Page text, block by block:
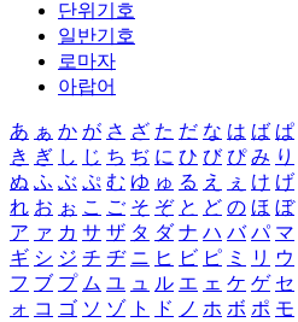
단위기호
일반기호
로마자
아랍어
あ ぁ か が さ ざ た だ な は ば ぱ
き ぎ し じ ち ぢ に ひ び ぴ み り
ぬ ふ ぶ ぷ む ゆ ゅ る え ぇ け げ
れ お ぉ こ ご そ ぞ と ど の ほ ぼ
ア ァ カ サ ザ タ ダ ナ ハ バ パ マ
ギ シ ジ チ ヂ ニ ヒ ビ ピ ミ リ ウ
フ ブ プ ム ユ ュ ル エ ェ ケ ゲ セ
ォ コ ゴ ソ ゾ ト ド ノ ホ ボ ポ モ